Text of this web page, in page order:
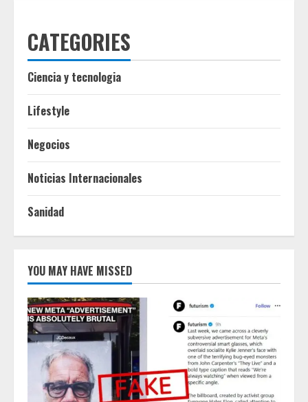
CATEGORIES
Ciencia y tecnologia
Lifestyle
Negocios
Noticias Internacionales
Sanidad
YOU MAY HAVE MISSED